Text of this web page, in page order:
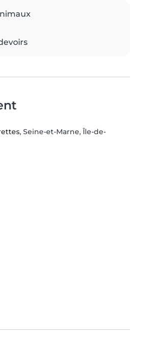
, Seine-et-Marne, Île-de-